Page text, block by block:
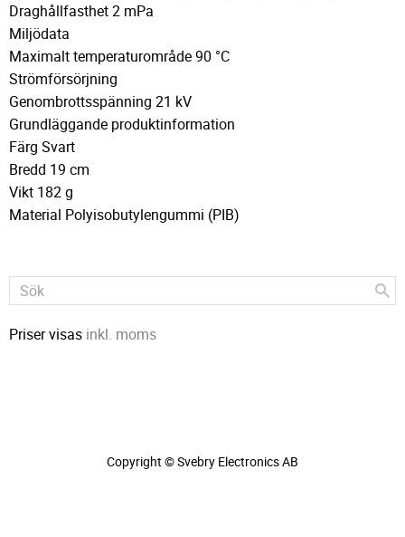
Draghållfasthet 2 mPa
Miljödata
Maximalt temperaturområde 90 °C
Strömförsörjning
Genombrottsspänning 21 kV
Grundläggande produktinformation
Färg Svart
Bredd 19 cm
Vikt 182 g
Material Polyisobutylengummi (PIB)
Priser visas inkl. moms
Copyright © Svebry Electronics AB